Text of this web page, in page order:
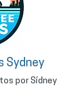
Sydney
por Sídney